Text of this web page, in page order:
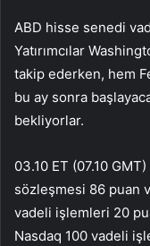
ABD hisse senedi
Yatırımcılar
takip ederken, hem
bu ay sonra
bekliyorlar.
03.10 ET (07.10
sözleşmesi 86 puan
vadeli işlemleri 20
Nasdaq 100 vadeli